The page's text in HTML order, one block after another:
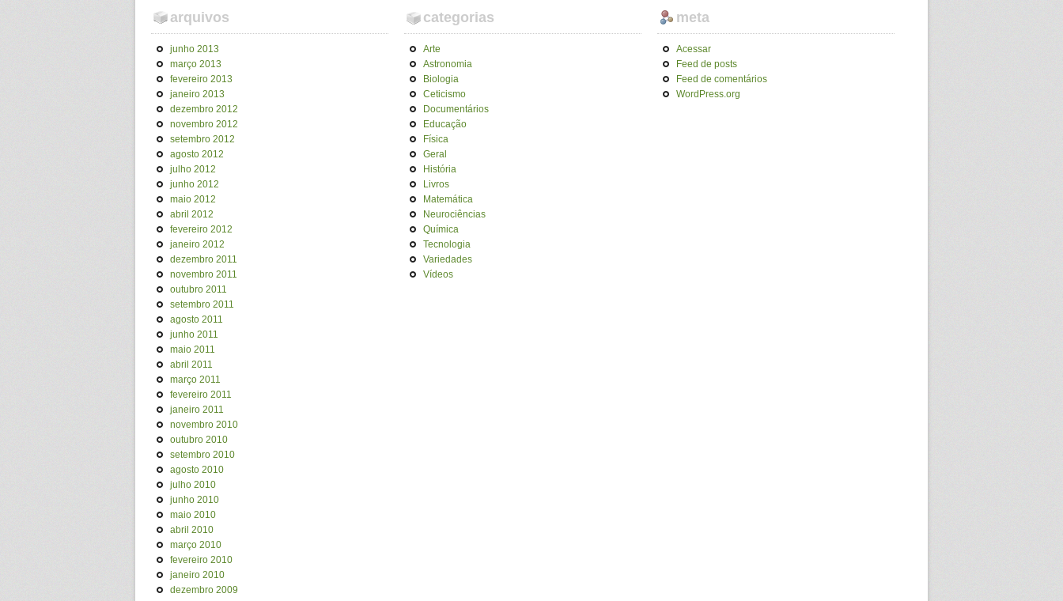
arquivos
junho 2013
março 2013
fevereiro 2013
janeiro 2013
dezembro 2012
novembro 2012
setembro 2012
agosto 2012
julho 2012
junho 2012
maio 2012
abril 2012
fevereiro 2012
janeiro 2012
dezembro 2011
novembro 2011
outubro 2011
setembro 2011
agosto 2011
junho 2011
maio 2011
abril 2011
março 2011
fevereiro 2011
janeiro 2011
novembro 2010
outubro 2010
setembro 2010
agosto 2010
julho 2010
junho 2010
maio 2010
abril 2010
março 2010
fevereiro 2010
janeiro 2010
dezembro 2009
categorias
Arte
Astronomia
Biologia
Ceticismo
Documentários
Educação
Física
Geral
História
Livros
Matemática
Neurociências
Química
Tecnologia
Variedades
Vídeos
meta
Acessar
Feed de posts
Feed de comentários
WordPress.org